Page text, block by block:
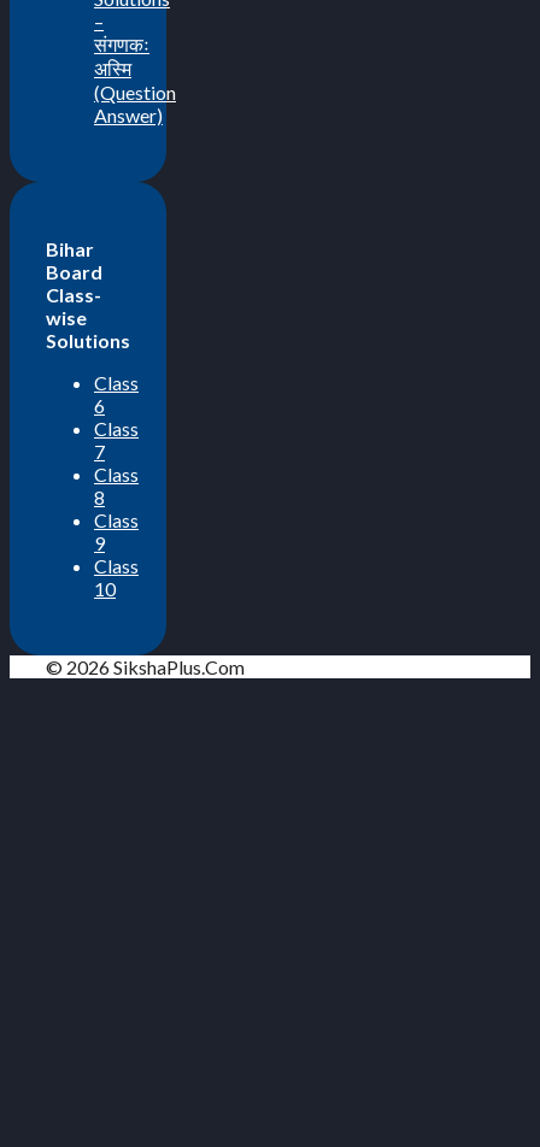
–
संगणकः
अस्मि
(Question
Answer)
Bihar
Board
Class-
wise
Solutions
Class
6
Class
7
Class
8
Class
9
Class
10
© 2026 SikshaPlus.Com